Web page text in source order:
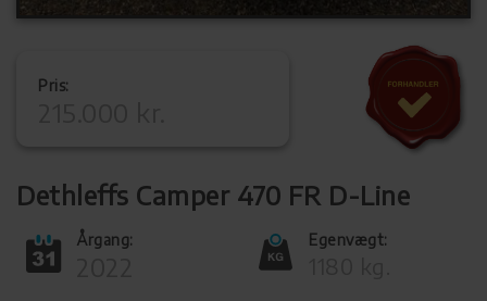
Pris:
Dethleffs Camper 470 FR D-Line
Årgang: Egenvægt: